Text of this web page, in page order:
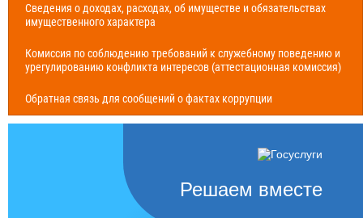
Сведения о доходах, расходах, об имуществе и обязательствах
имущественного характера
Комиссия по соблюдению требований к служебному поведению и
урегулированию конфликта интересов (аттестационная комиссия)
Обратная связь для сообщений о фактах коррупции
Решаем вместе